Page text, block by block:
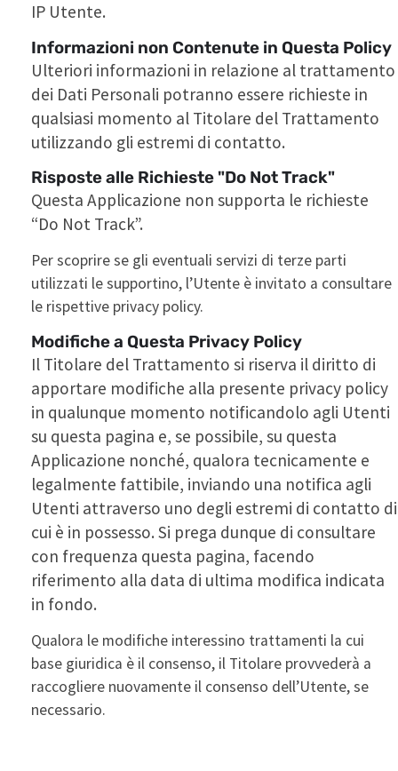
IP Utente.
Informazioni non Contenute in Questa Policy
Ulteriori informazioni in relazione al trattamento
dei Dati Personali potranno essere richieste in
qualsiasi momento al Titolare del Trattamento
utilizzando gli estremi di contatto.
Risposte alle Richieste "Do Not Track"
Questa Applicazione non supporta le richieste
“Do Not Track”.
Per scoprire se gli eventuali servizi di terze parti
utilizzati le supportino, l’Utente è invitato a consultare
le rispettive privacy policy.
Modifiche a Questa Privacy Policy
Il Titolare del Trattamento si riserva il diritto di
apportare modifiche alla presente privacy policy
in qualunque momento notificandolo agli Utenti
su questa pagina e, se possibile, su questa
Applicazione nonché, qualora tecnicamente e
legalmente fattibile, inviando una notifica agli
Utenti attraverso uno degli estremi di contatto di
cui è in possesso. Si prega dunque di consultare
con frequenza questa pagina, facendo
riferimento alla data di ultima modifica indicata
in fondo.
Qualora le modifiche interessino trattamenti la cui
base giuridica è il consenso, il Titolare provvederà a
raccogliere nuovamente il consenso dell’Utente, se
necessario.